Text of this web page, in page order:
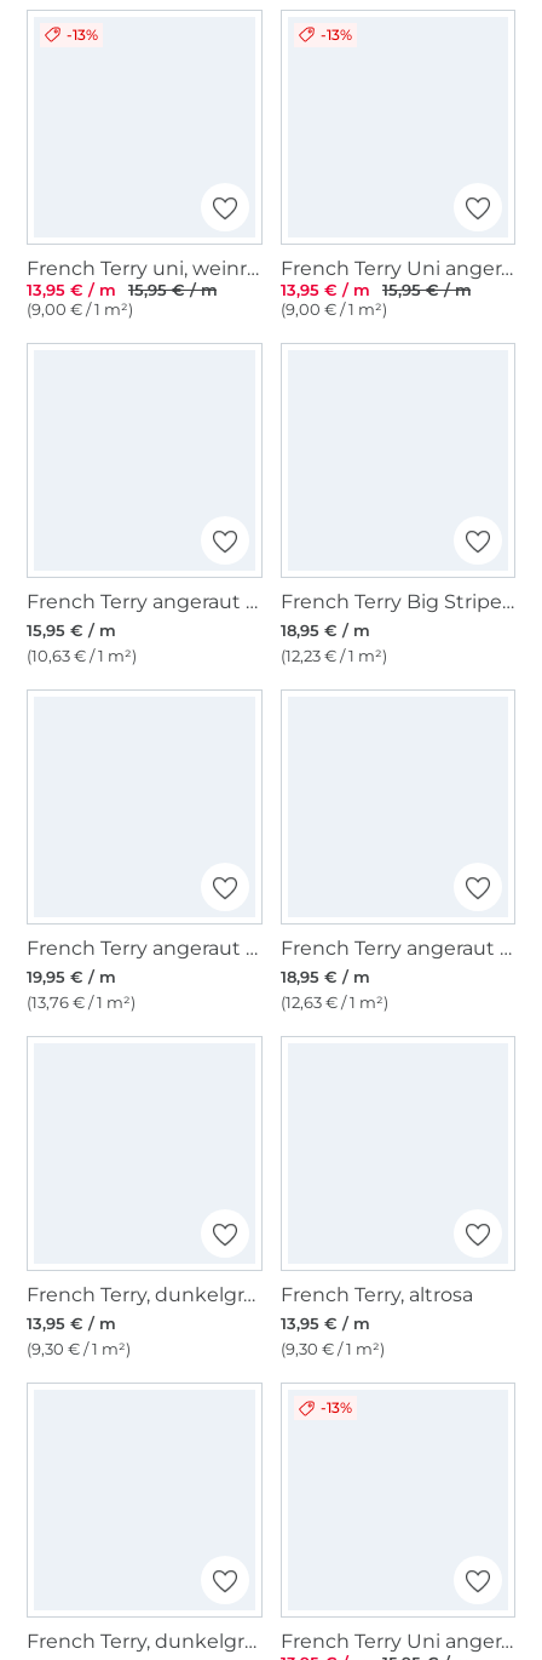
-13%
French Terry uni, weinrot
13,95 € / m
15,95 € / m
(9,00 € / 1 m²)
-13%
French Terry Uni angeraut, rauchblau
13,95 € / m
15,95 € / m
(9,00 € / 1 m²)
French Terry angeraut Flower Art, olivgrün
15,95 € / m
(10,63 € / 1 m²)
French Terry Big Stripes, pink
18,95 € / m
(12,23 € / 1 m²)
French Terry angeraut Fußball, dunkelblau
19,95 € / m
(13,76 € / 1 m²)
French Terry angeraut Leo Spots, beige
18,95 € / m
(12,63 € / 1 m²)
French Terry, dunkelgrau
13,95 € / m
(9,30 € / 1 m²)
French Terry, altrosa
13,95 € / m
(9,30 € / 1 m²)
French Terry, dunkelgrün
-13%
French Terry Uni angeraut, dunkelblau